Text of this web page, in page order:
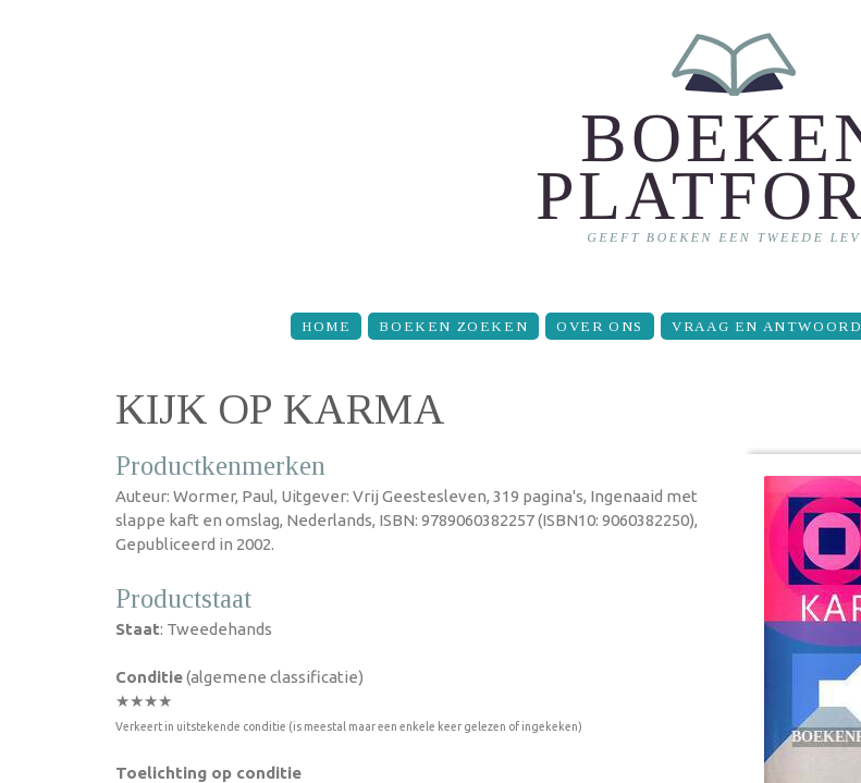
HOME BOEKEN ZOEKEN OVER ONS VRAAG EN ANTWOORD
KIJK OP KARMA
Productkenmerken
Auteur: Wormer, Paul, Uitgever: Vrij Geestesleven, 319 pagina's, Ingenaaid met
slappe kaft en omslag, Nederlands, ISBN: 9789060382257 (ISBN10: 9060382250),
Gepubliceerd in 2002.
Productstaat
Staat: Tweedehands
Conditie(algemene classificatie)
★★★★
Verkeert in uitstekende conditie (is meestal maar een enkele keer gelezen of ingekeken)
Toelichting op conditie